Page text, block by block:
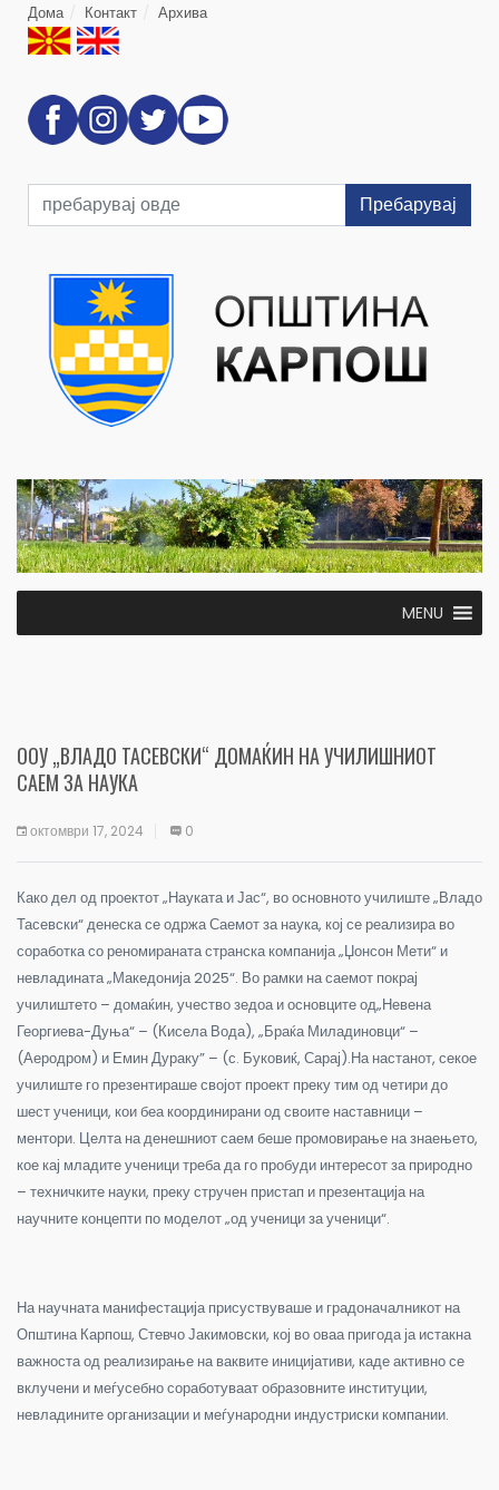
Дома Контакт Архива
Пребарувај
MENU
ООУ „ВЛАДО ТАСЕВСКИ“ ДОМАЌИН НА УЧИЛИШНИОТ
САЕМ ЗА НАУКА
октомври 17, 2024 0
Како дел од проектот „Науката и Јас“, во основното училиште „Владо
Тасевски“ денеска се одржа Саемот за наука, кој се реализира во
соработка со реномираната странска компанија „Џонсон Мети“ и
невладината „Македонија 2025“. Во рамки на саемот покрај
училиштето – домаќин, учество зедоа и основците од„Невена
Георгиева-Дуња“ – (Кисела Вода), „Браќа Миладиновци“ –
(Аеродром) и Емин Дураку” – (с. Буковиќ, Сарај).На настанот, секое
училиште го презентираше својот проект преку тим од четири до
шест ученици, кои беа координирани од своите наставници –
ментори. Целта на денешниот саем беше промовирање на знаењето,
кое кај младите ученици треба да го пробуди интересот за природно
– техничките науки, преку стручен пристап и презентација на
научните концепти по моделот „од ученици за ученици“.
На научната манифестација присуствуваше и градоначалникот на
Општина Карпош, Стевчо Јакимовски, кој во оваа пригода ја истакна
важноста од реализирање на ваквите иницијативи, каде активно се
вклучени и меѓусебно соработуваат образовните институции,
невладините организации и меѓународни индустриски компании.